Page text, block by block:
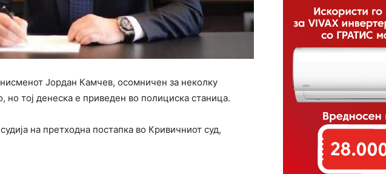
Јордан Камчев, осомничен за неколку
но тој денеска е приведен во полициска станица.
на претходна постапка во Кривичниот суд,